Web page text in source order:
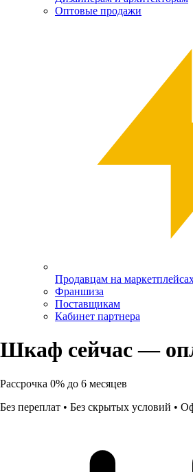
Оптовые продажи
Продавцам на
Франшиза
Поставщикам
Кабинет партнера
Шкаф сейчас —
Рассрочка 0% до 6 месяцев
Без переплат • Без скрытых условий •